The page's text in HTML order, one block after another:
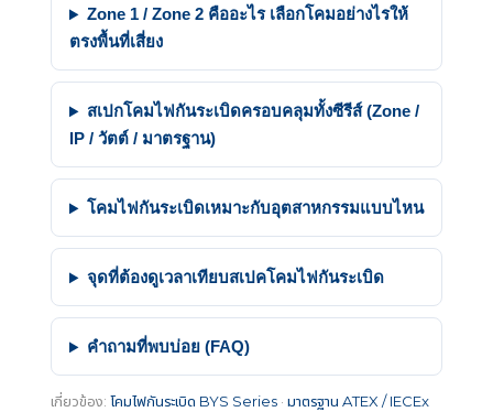
Zone 1 / Zone 2 คืออะไร เลือกโคมอย่างไรให้
ตรงพื้นที่เสี่ยง
สเปกโคมไฟกันระเบิดครอบคลุมทั้งซีรีส์ (Zone /
IP / วัตต์ / มาตรฐาน)
โคมไฟกันระเบิดเหมาะกับอุตสาหกรรมแบบไหน
จุดที่ต้องดูเวลาเทียบสเปคโคมไฟกันระเบิด
คำถามที่พบบ่อย (FAQ)
เกี่ยวข้อง: โคมไฟกันระเบิด BYS Series · มาตรฐาน ATEX / IECEx